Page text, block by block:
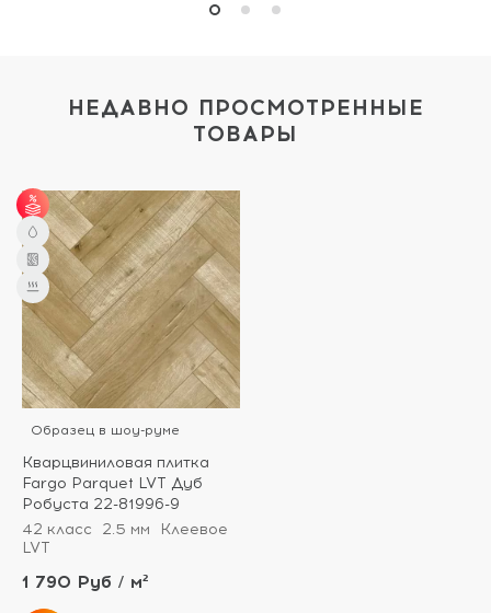
НЕДАВНО ПРОСМОТРЕННЫЕ
ТОВАРЫ
от 60 м² - скидка 6%.
Образец в шоу-руме
Кварцвиниловая плитка
Fargo Parquet LVT Дуб
Робуста 22-81996-9
42 класс
2.5 мм
Клеевое
LVT
1 790 Руб / м²